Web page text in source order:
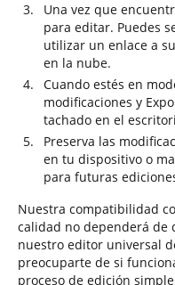
Una vez que
para editar. Puedes
utilizar un enlace a
en la nube.
Cuando estés en
modificaciones y
tachado en el
Preserva las
en tu dispositivo o
para futuras
Nuestra compatibilidad
calidad no dependerá de
nuestro editor universal
preocuparte de si
proceso de edición